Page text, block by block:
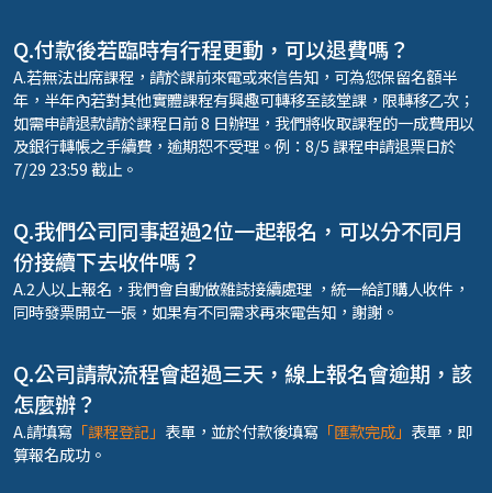
Q.付款後若臨時有行程更動，可以退費嗎？
A.若無法出席課程，請於課前來電或來信告知，可為您保留名額半
年，半年內若對其他實體課程有興趣可轉移至該堂課，限轉移乙次；
如需申請退款請於課程日前 8 日辦理，我們將收取課程的一成費用以
及銀行轉帳之手續費，逾期恕不受理。例：8/5 課程申請退票日於
7/29 23:59 截止。
Q.我們公司同事超過2位一起報名，可以分不同月
份接續下去收件嗎？
A.2人以上報名，我們會自動做雜誌接續處理 ，統一給訂購人收件，
同時發票開立一張，如果有不同需求再來電告知，謝謝。
Q.公司請款流程會超過三天，線上報名會逾期，該
怎麼辦？
A.請填寫 「課程登記」 表單，並於付款後填寫 「匯款完成」 表單，即
算報名成功。